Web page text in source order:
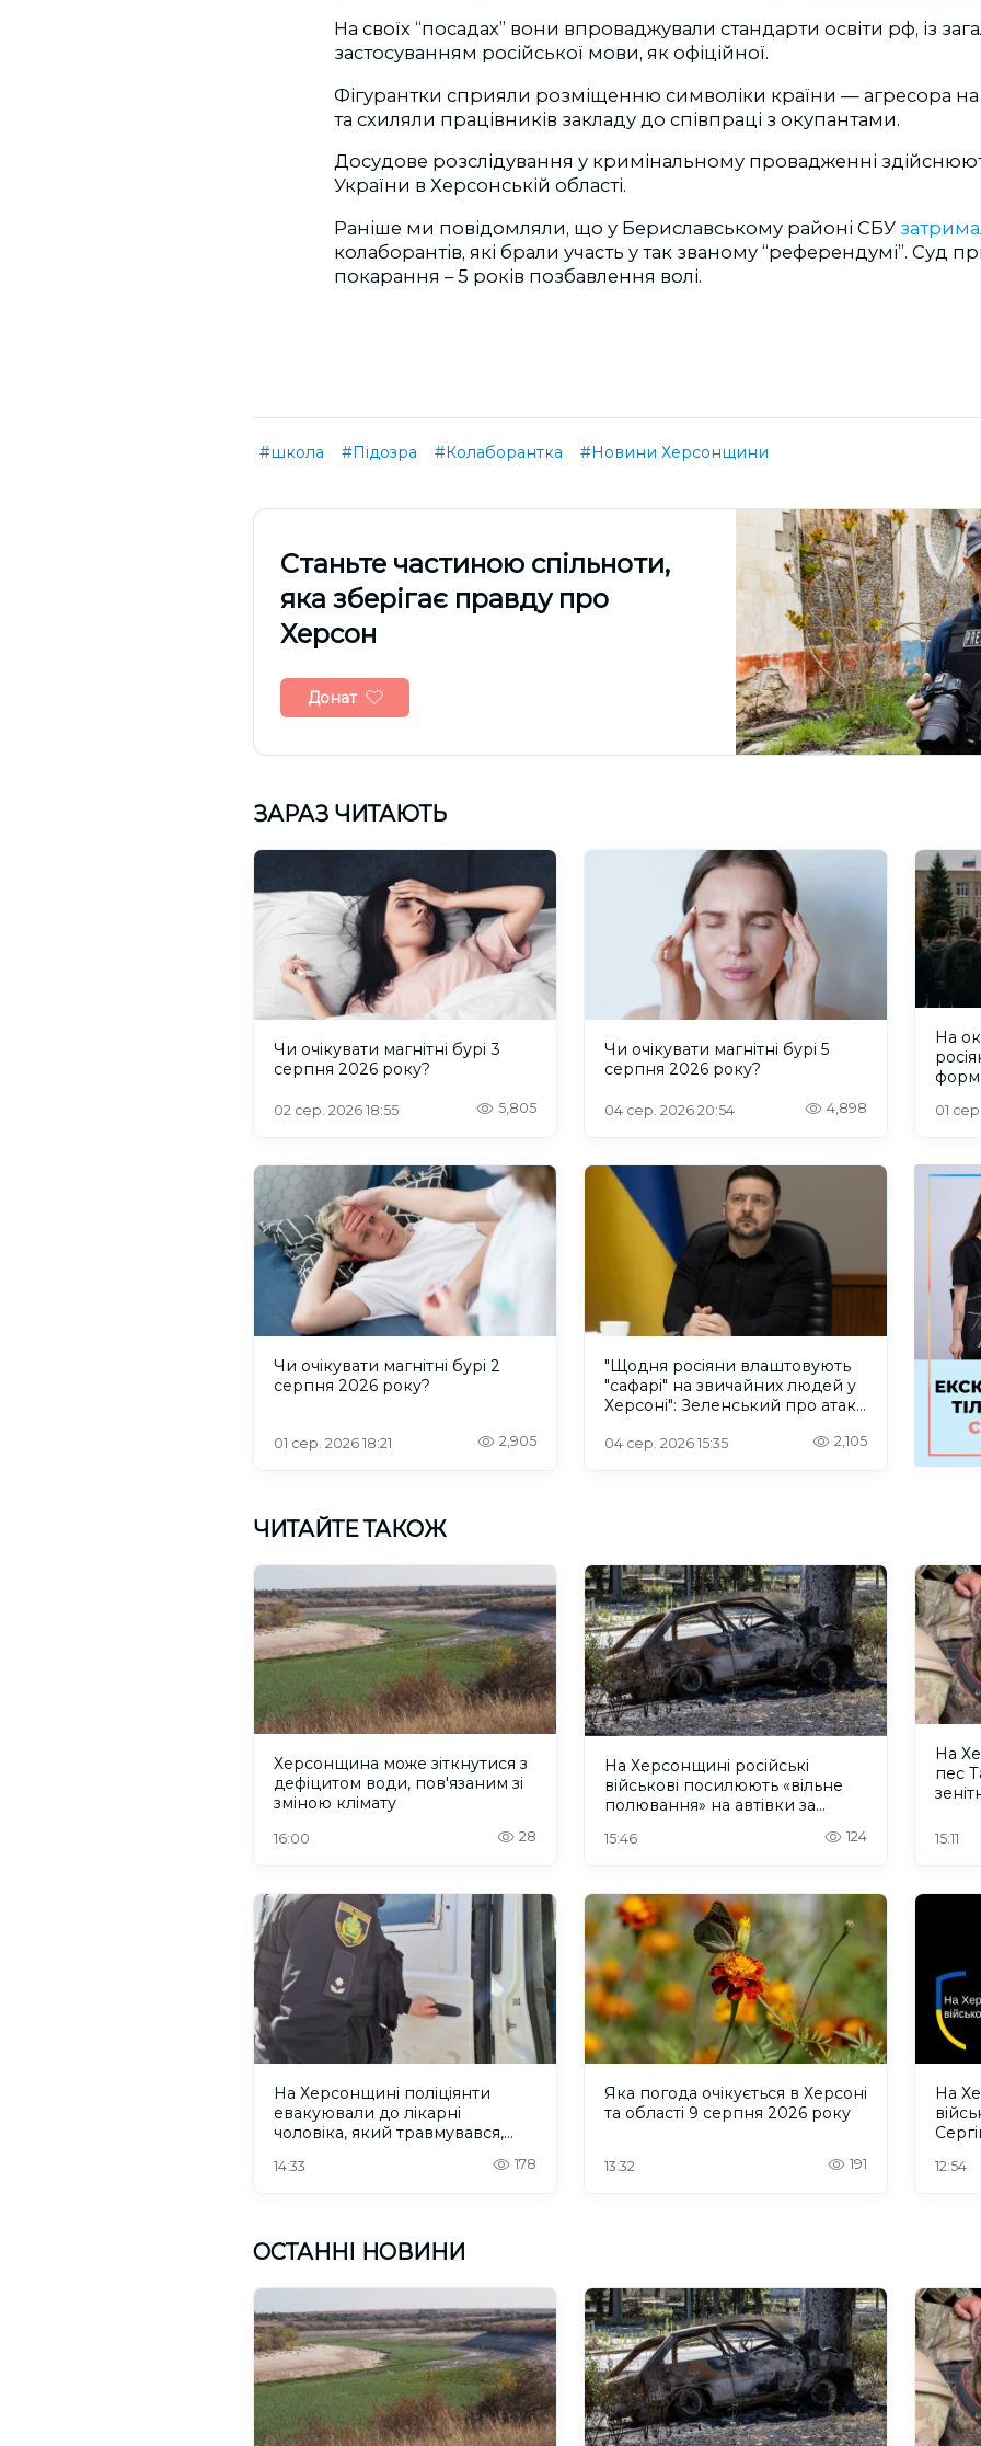
На своїх “посадах” вони впроваджували стандарти освіти рф, із
застосуванням російської мови, як офіційної.
Фігурантки сприяли розміщенню символіки країни — агресора на
та схиляли працівників закладу до співпраці з окупантами.
Досудове розслідування у кримінальному провадженні
України в Херсонській області.
Раніше ми повідомляли, що у Бериславському районі СБУ
колаборантів, які брали участь у так званому “референдумі”. Суд
покарання – 5 років позбавлення волі.
#школа #Підозра #Колаборантка #Новини Херсонщини
Cтаньте частиною спільноти,
яка зберігає правду про
Херсон
Донат
ЗАРАЗ ЧИТАЮТЬ
Чи очікувати магнітні бурі 3
серпня 2026 року?
02 сер. 2026 18:55 5,805
Чи очікувати магнітні бурі 5
серпня 2026 року?
04 сер. 2026 20:54 4,898
На
01
Чи очікувати магнітні бурі 2
серпня 2026 року?
01 сер. 2026 18:21 2,905
"Щодня росіяни влаштовують
"сафарі" на звичайних людей у
Херсоні": Зеленський про атаку
04 сер. 2026 15:35 2,105
ЧИТАЙТЕ ТАКОЖ
Херсонщина може зіткнутися з
дефіцитом води, пов'язаним зі
зміною клімату
16:00 28
На Херсонщині російські
військові посилюють «вільне
полювання» на автівки за
15:46 124
На
пес
15:11
На Херсонщині поліціянти
евакуювали до лікарні
чоловіка, який травмувався,
14:33 178
Яка погода очікується в Херсоні
та області 9 серпня 2026 року
13:32 191
На
12:54
ОСТАННІ НОВИНИ